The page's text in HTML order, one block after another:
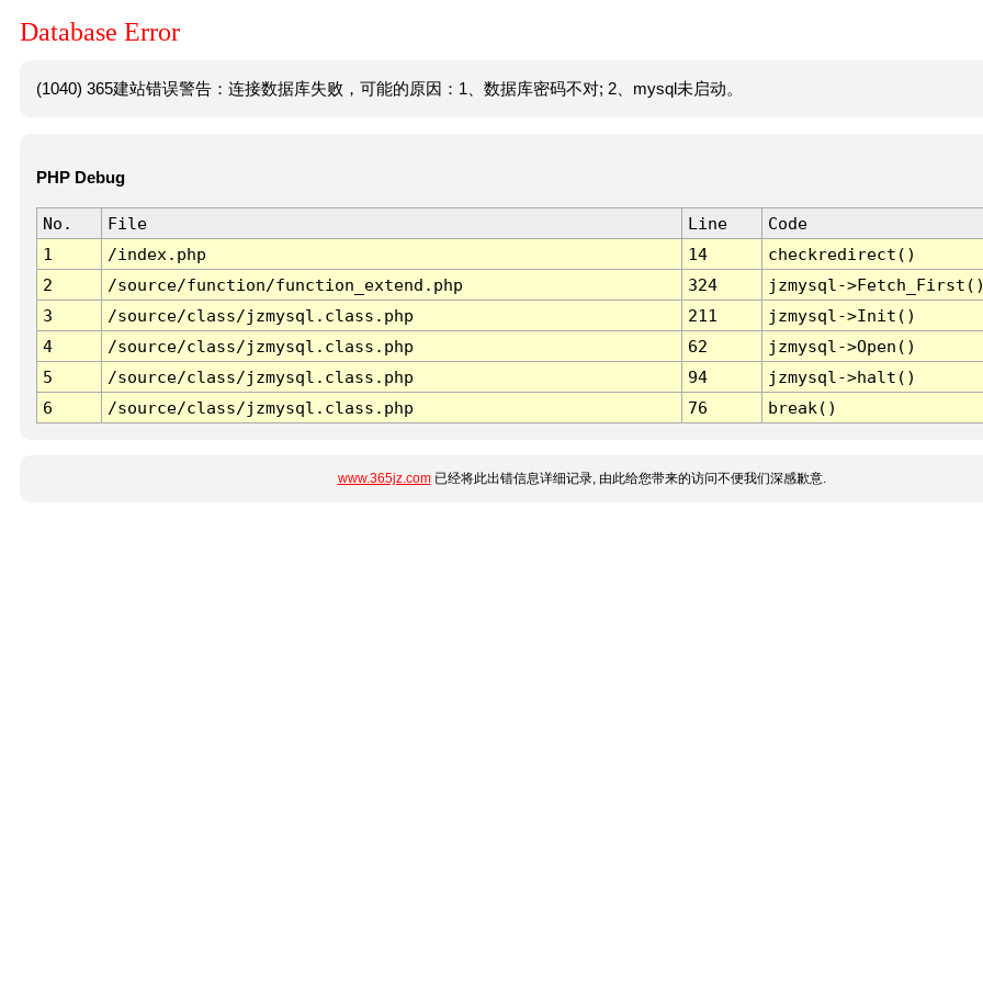
Database Error
(1040) 365建站错误警告：连接数据库失败，可能的原因：1、数据库密码不对; 2、mysql未启动。
PHP Debug
No. File Line
Code
1
/index.php 14
checkredirect()
2
/source/function/function_extend.php 324
jzmysql-
3
/source/class/jzmysql.class.php 211
jzmysql->Init()
4
/source/class/jzmysql.class.php 62
jzmysql->Open()
5
/source/class/jzmysql.class.php 94
jzmysql->halt()
6
/source/class/jzmysql.class.php 76 break()
www.365jz.com已经将此出错信息详细记录, 由此给您带来的访问不便我们深感歉意.